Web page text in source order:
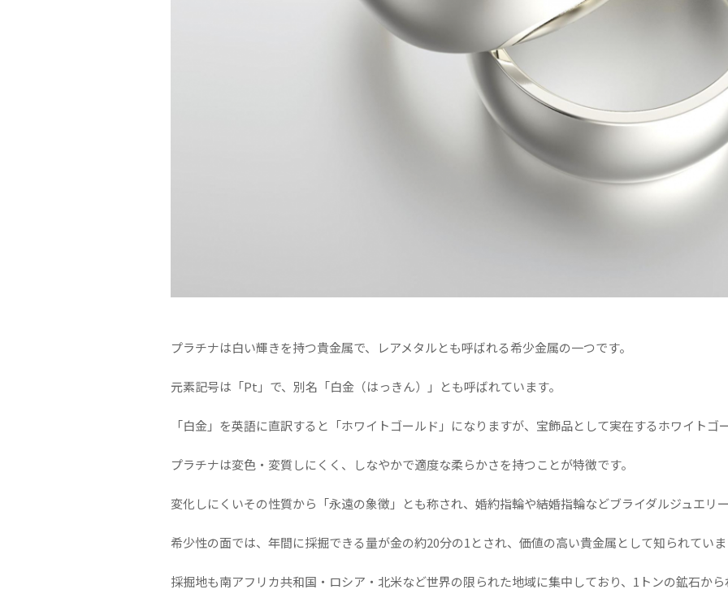
プラチナは白い輝きを持つ貴金属で、レアメタルとも呼ばれる希少金属の一つです。
元素記号は「Pt」で、別名「白金（はっきん）」とも呼ばれています。
「白金」を英語に直訳すると「ホワイトゴールド」になりますが、宝飾品として実在するホワイトゴ
プラチナは変色・変質しにくく、しなやかで適度な柔らかさを持つことが特徴です。
変化しにくいその性質から「永遠の象徴」とも称され、婚約指輪や結婚指輪などブライダルジュエリ
希少性の面では、年間に採掘できる量が金の約20分の1とされ、価値の高い貴金属として知られていま
採掘地も南アフリカ共和国・ロシア・北米など世界の限られた地域に集中しており、1トンの鉱石から